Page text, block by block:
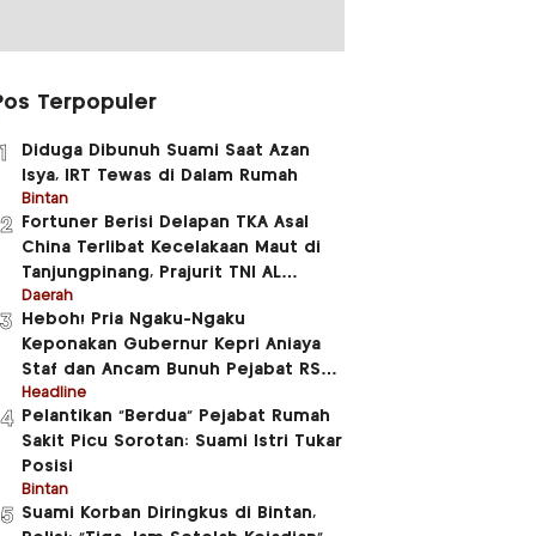
Terpopuler
Diduga Dibunuh Suami Saat Azan
Isya, IRT Tewas di Dalam Rumah
Bintan
Fortuner Berisi Delapan TKA Asal
China Terlibat Kecelakaan Maut di
Tanjungpinang, Prajurit TNI AL
Meninggal Dunia
Daerah
Heboh! Pria Ngaku-Ngaku
Keponakan Gubernur Kepri Aniaya
Staf dan Ancam Bunuh Pejabat RSUD
RAT
Headline
Pelantikan “Berdua” Pejabat Rumah
Sakit Picu Sorotan: Suami Istri Tukar
Posisi
Bintan
Suami Korban Diringkus di Bintan,